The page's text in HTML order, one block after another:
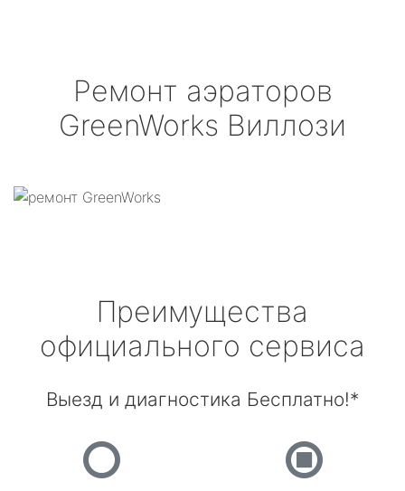
Ремонт аэраторов
GreenWorks Виллози
Преимущества
официального сервиса
Выезд и диагностика Бесплатно!*